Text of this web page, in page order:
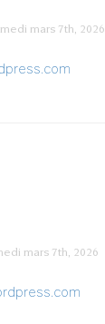
mars 7th, 2026
mars 7th, 2026